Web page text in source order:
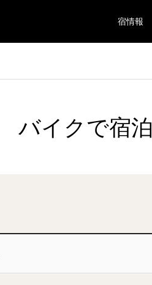
宿情報
バイクで宿泊